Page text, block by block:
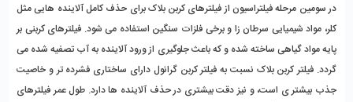
در سومین مرحله فیلتراسیون از فیلترهای کربن بلاک برای حذف کامل آلاینده هایی مثل
کلر، مواد شیمیایی سرطان زا و برخی فلزات سنگین استفاده می شود. فیلترهای کربنی بر
پایه مواد گیاهی ساخته شده و که باعث جلوگیری از ورود آلاینده به آب تصفیه شده می
گردد. فیلتر کربن بلاک نسبت به فیلتر کربن گرانول دارای ساختاری فشرده تر و خاصیت
جذب بیشتر ی است، و نیز دقت بیشتری در حذف آلاینده ها دارد. طول عمر فیلترهای